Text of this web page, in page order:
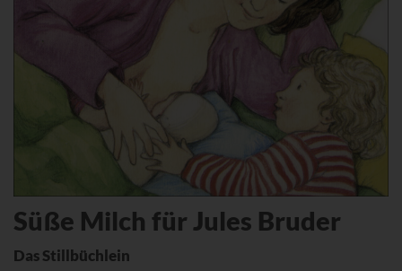
Süße Milch für Jules Bruder
Das Stillbüchlein